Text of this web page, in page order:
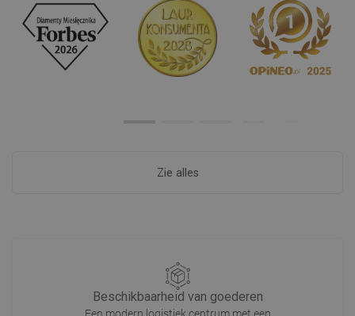
Zie alles
Beschikbaarheid van goederen